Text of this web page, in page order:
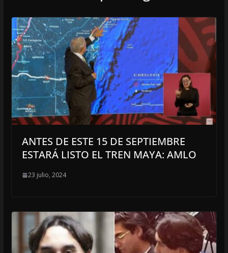
ANTES DE ESTE 15 DE SEPTIEMBRE
ESTARÁ LISTO EL TREN MAYA: AMLO
23 julio, 2024